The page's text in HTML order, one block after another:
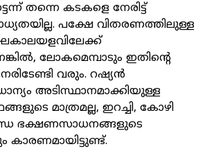
തന്നെ കടകളെ നേരിട്ട്
പക്ഷേ വിതരണത്തിലുള്ള
ലോകമെമ്പാടും ഇതിന്റെ
വരും. റഷ്യൻ
അടിസ്ഥാനമാക്കിയുള്ള
മാത്രമല്ല, ഇറച്ചി, കോഴി
ഭക്ഷണസാധനങ്ങളുടെ
കാരണമായിട്ടുണ്ട്.